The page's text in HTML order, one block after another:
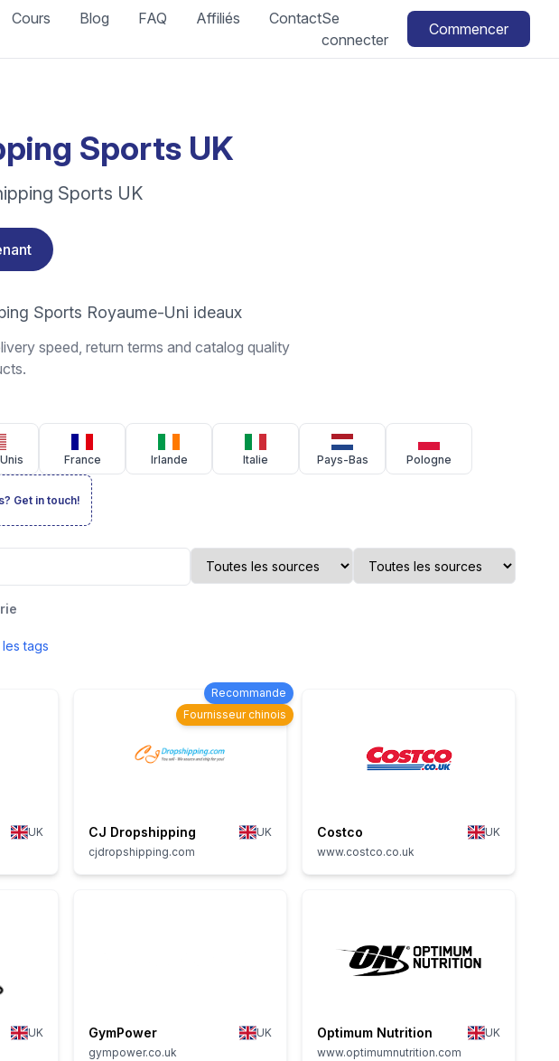
Cours Blog FAQ Affiliés ContactSe
connecter
Commencer
Sports UK
Sports UK
Sports Royaume-Uni ideaux
speed, return terms and catalog quality
France Irlande Italie Pays-Bas Pologne
Get in touch!
tags
UK
Recommande
Fournisseur chinois
CJ Dropshipping
UK
cjdropshipping.com
Costco
UK
www.costco.co.uk
UK
GymPower
UK
gympower.co.uk
Optimum Nutrition
UK
www.optimumnutrition.com